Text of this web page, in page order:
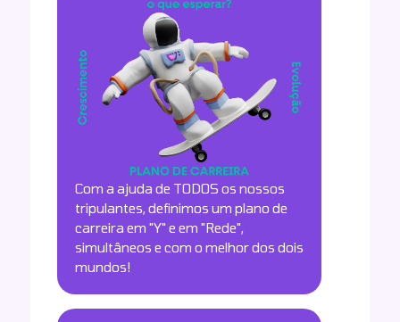
Com a ajuda de TODOS os nossos
tripulantes, definimos um plano de
carreira em "Y" e em "Rede",
simultâneos e com o melhor dos dois
mundos!